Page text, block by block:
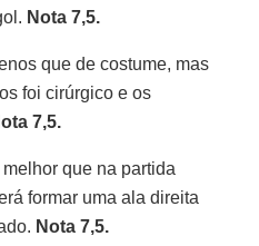
Nota 7,5.
que de costume, mas
foi cirúrgico e os
7,5.
que na partida
formar uma ala direita
Nota 7,5.